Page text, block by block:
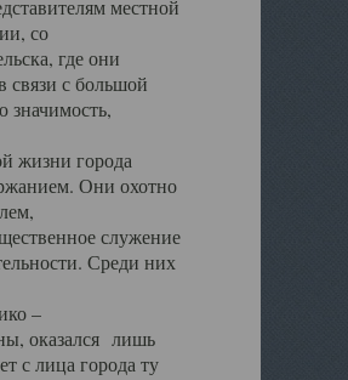
местной
со
где они
связи с большой
значимость,
жизни города
Они охотно
служение
Среди них
–
оказался лишь
с лица города ту